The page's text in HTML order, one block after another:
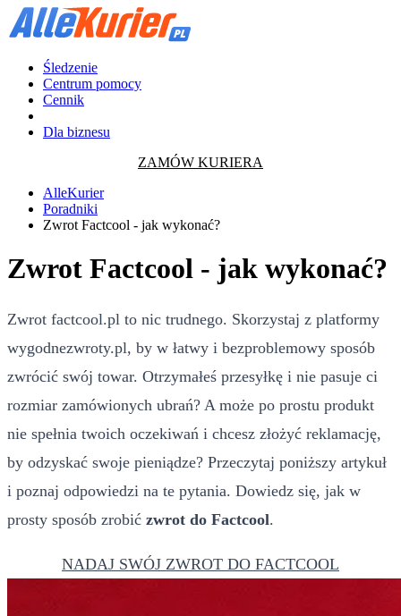
Śledzenie
Centrum pomocy
Cennik
Dla biznesu
ZAMÓW KURIERA
AlleKurier
Poradniki
Zwrot Factcool - jak wykonać?
Zwrot Factcool - jak wykonać?
Zwrot factcool.pl to nic trudnego. Skorzystaj z platformy
wygodnezwroty.pl, by w łatwy i bezproblemowy sposób
zwrócić swój towar. Otrzymałeś przesyłkę i nie pasuje ci
rozmiar zamówionych ubrań? A może po prostu produkt
nie spełnia twoich oczekiwań i chcesz złożyć reklamację,
by odzyskać swoje pieniądze? Przeczytaj poniższy artykuł
i poznaj odpowiedzi na te pytania. Dowiedz się, jak w
prosty sposób zrobić zwrot do Factcool.
NADAJ SWÓJ ZWROT DO FACTCOOL